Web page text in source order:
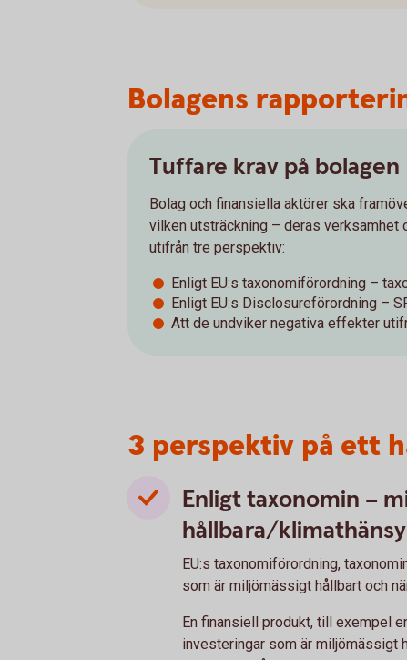
Bolagens
Tuffare krav på bolagen
Bolag och finansiella aktörer ska
vilken utsträckning – deras verksamhet
utifrån tre perspektiv:
Enligt EU:s taxonomiförordning –
Enligt EU:s Disclosureförordning –
Att de undviker negativa effekter
3 perspektiv på ett
Enligt taxonomin –
hållbara/
EU:s taxonomiförordning,
som är miljömässigt hållbart och
En finansiell produkt, till exempel
investeringar som är miljömässigt